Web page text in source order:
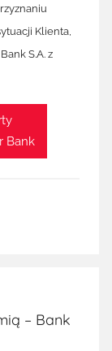
Klienta,
S.A. z
Bank
– Bank